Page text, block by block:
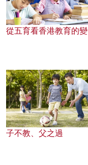
從五育看香港教育的變
子不教、父之過